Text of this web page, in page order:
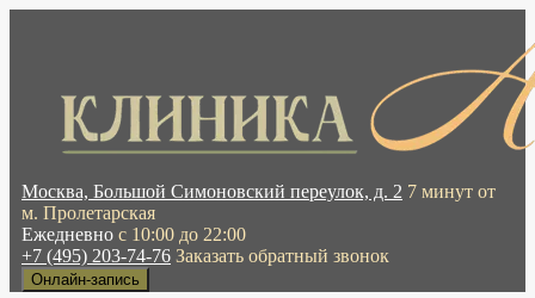
Москва, Большой Симоновский переулок, д. 2 7 минут от
м. Пролетарская
Ежедневно с 10:00 до 22:00
+7 (495) 203-74-76 Заказать обратный звонок
Онлайн-запись